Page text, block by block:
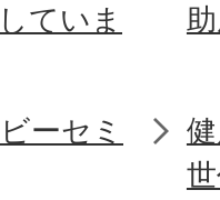
ていま
ーセミ